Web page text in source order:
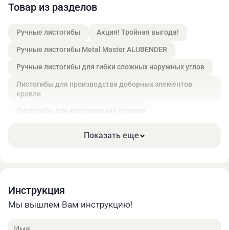
Конструкция из высокотехнологичных
анодированных легких сплавов обеспечивает
листогибу мобильность и компактность, что
позволяет работать в мастерской или
непосредственно на месте выполнения
строительных работ.
Станок оснащен удобными прорезиненными
Товар из разделов
Ручные листогибы Акция! Тройная выгода!
Ручные листогибы Metal Master ALUBENDER
Ручные листогибы для гибки сложных наружных углов
Листогибы для производства доборных элементов
кровли
Листогибы для изготовления отливов
Алюминиевые гибочные станки
Показать еще
Инструкция
Мы вышлем Вам инструкцию!
Имя